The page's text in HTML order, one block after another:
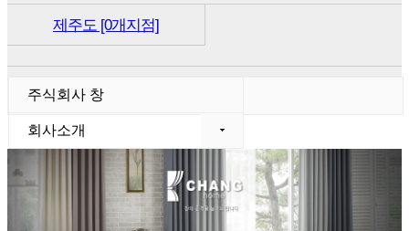
제주도 [0개지점]
주식회사 창
회사소개